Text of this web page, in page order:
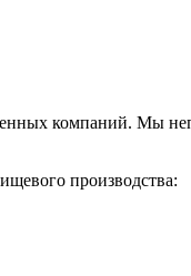
компаний. Мы
производства: